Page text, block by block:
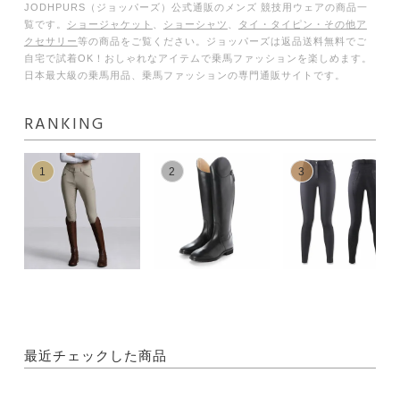
JODHPURS（ジョッパーズ）公式通販のメンズ 競技用ウェアの商品一
覧です。 ショージャケット ショーシャツ
タイ・タイピン・その他ア
クセサリー等の商品をご覧ください。ジョッパーズは返品送料無料でご
自宅で試着OK！おしゃれなアイテムで乗馬ファッションを楽しめます。
日本最大級の乗馬用品、乗馬ファッションの専門通販サイトです。
RANKING
1 2 3
最近チェックした商品